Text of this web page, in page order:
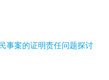
事案的证明责任问题探讨